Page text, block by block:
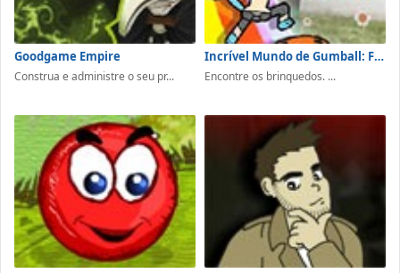
Goodgame Empire
Construa e administre o seu pr...
Incrível Mundo de Gumball: Fellowship of the Things
Encontre os brinquedos. ...